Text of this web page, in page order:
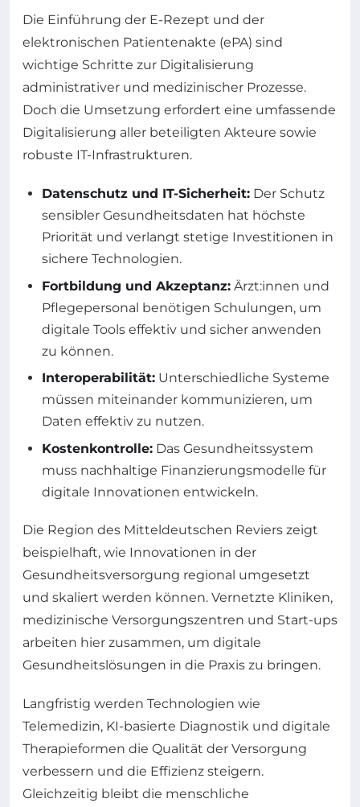
Die Einführung der E-Rezept und der
elektronischen Patientenakte (ePA) sind
wichtige Schritte zur Digitalisierung
administrativer und medizinischer Prozesse.
Doch die Umsetzung erfordert eine umfassende
Digitalisierung aller beteiligten Akteure sowie
robuste IT-Infrastrukturen.
Datenschutz und IT-Sicherheit: Der Schutz
sensibler Gesundheitsdaten hat höchste
Priorität und verlangt stetige Investitionen in
sichere Technologien.
Fortbildung und Akzeptanz: Ärzt:innen und
Pflegepersonal benötigen Schulungen, um
digitale Tools effektiv und sicher anwenden
zu können.
Interoperabilität: Unterschiedliche Systeme
müssen miteinander kommunizieren, um
Daten effektiv zu nutzen.
Kostenkontrolle: Das Gesundheitssystem
muss nachhaltige Finanzierungsmodelle für
digitale Innovationen entwickeln.
Die Region des Mitteldeutschen Reviers zeigt
beispielhaft, wie Innovationen in der
Gesundheitsversorgung regional umgesetzt
und skaliert werden können. Vernetzte Kliniken,
medizinische Versorgungszentren und Start-ups
arbeiten hier zusammen, um digitale
Gesundheitslösungen in die Praxis zu bringen.
Langfristig werden Technologien wie
Telemedizin, KI-basierte Diagnostik und digitale
Therapieformen die Qualität der Versorgung
verbessern und die Effizienz steigern.
Gleichzeitig bleibt die menschliche